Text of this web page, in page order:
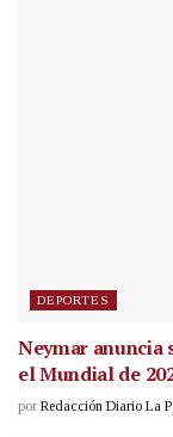
DEPORTES
Neymar anuncia
el Mundial de
por Redacción Diario La